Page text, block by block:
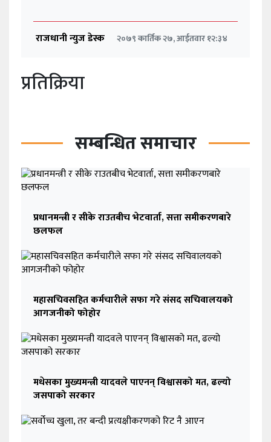
राजधानी न्युज डेस्क २०७९ कार्तिक २७, आईतवार १२:३४
प्रतिक्रिया
सम्बन्धित समाचार
प्रधानमन्त्री र सीके राउतबीच भेटवार्ता, सत्ता समीकरणबारे
छलफल
महासचिवसहित कर्मचारीले सफा गरे संसद सचिवालयको
आगजनीको फोहोर
मधेसका मुख्यमन्त्री यादवले पाएनन् विश्वासको मत, ढल्यो
जसपाको सरकार